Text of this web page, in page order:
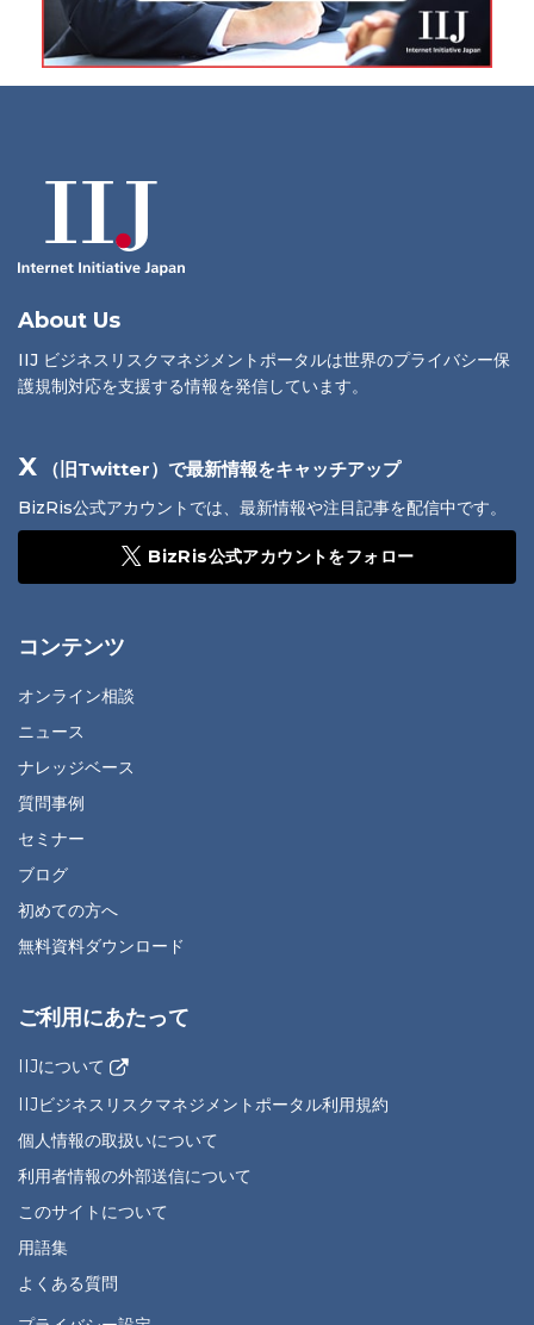
About Us
IIJ ビジネスリスクマネジメントポータルは世界のプライバシー保
護規制対応を支援する情報を発信しています。
X （旧Twitter）で最新情報をキャッチアップ
BizRis公式アカウントでは、最新情報や注目記事を配信中です。
BizRis公式アカウントをフォロー
コンテンツ
オンライン相談
ニュース
ナレッジベース
質問事例
セミナー
ブログ
初めての方へ
無料資料ダウンロード
ご利用にあたって
IIJについて
IIJビジネスリスクマネジメントポータル利用規約
個人情報の取扱いについて
利用者情報の外部送信について
このサイトについて
用語集
よくある質問